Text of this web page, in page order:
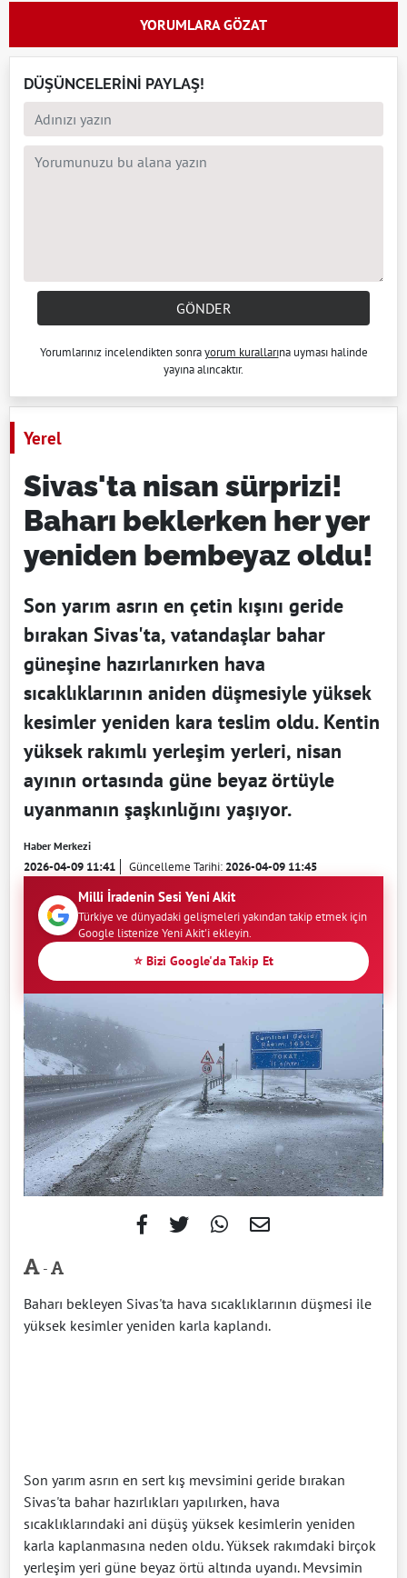
YORUMLARA GÖZAT
DÜŞÜNCELERİNİ PAYLAŞ!
GÖNDER
Yorumlarınız incelendikten sonrayorum kurallarına uyması halinde
yayına alıncaktır.
Yerel
Sivas'ta nisan sürprizi!
Baharı beklerken her yer
yeniden bembeyaz oldu!
Son yarım asrın en çetin kışını geride
bırakan Sivas'ta, vatandaşlar bahar
güneşine hazırlanırken hava
sıcaklıklarının aniden düşmesiyle yüksek
kesimler yeniden kara teslim oldu. Kentin
yüksek rakımlı yerleşim yerleri, nisan
ayının ortasında güne beyaz örtüyle
uyanmanın şaşkınlığını yaşıyor.
Haber Merkezi
2026-04-09 11:41 Güncelleme Tarihi:2026-04-09 11:45
Milli İradenin Sesi Yeni Akit
Türkiye ve dünyadaki gelişmeleri yakından takip etmek için
Google listenize Yeni Akit'i ekleyin.
⭐ Bizi Google'da Takip Et
-
Baharı bekleyen Sivas'ta hava sıcaklıklarının düşmesi ile
yüksek kesimler yeniden karla kaplandı.
Son yarım asrın en sert kış mevsimini geride bırakan
Sivas'ta bahar hazırlıkları yapılırken, hava
sıcaklıklarındaki ani düşüş yüksek kesimlerin yeniden
karla kaplanmasına neden oldu. Yüksek rakımdaki birçok
yerleşim yeri güne beyaz örtü altında uyandı. Mevsimin